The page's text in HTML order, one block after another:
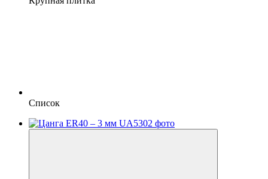
Список